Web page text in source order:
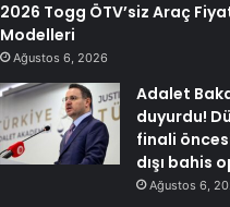
2026 Togg ÖTV’siz Araç
Modelleri
Ağustos 6, 2026
Adalet
duyurdu!
finali
dışı bahis
Ağustos 6,